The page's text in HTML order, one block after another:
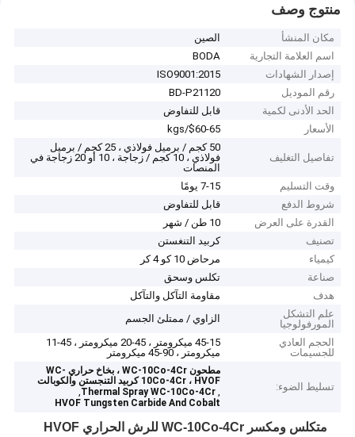
منتوج وصف
مكان المنشأ
الصين
اسم العلامة التجارية
BODA
إصدار الشهادات
ISO9001:2015
رقم الموديل
BD-P21120
الحد الأدنى لكمية
قابل للتفاوض
الأسعار
$60-65/kgs
تفاصيل التغليف
50 كجم / برميل فولاذي ، 25 كجم / برميل
فولاذي ، 10 كجم / زجاجة ، 10 أو 20 زجاجة في
المنصات
وقت التسليم
7-15 يومًا
شروط الدفع
قابل للتفاوض
القدرة على العرض
10 طن / شهر
تصنيف
كربيد التنغستن
كيمياء
مرحاض 10 كو 4 كر
صناعة
تكلس وسحق
هدف
مقاومة التآكل والتآكل
علم التشكل
المورفولوجيا
الزاوي / ممتلئ الجسم
الحجم العادي
للجسيمات
45-15 ميكرومتر ، 45-20 ميكرومتر ، 45-11
ميكرومتر ، 90-45 ميكرومتر
تسليط الضوء:
مطحون WC-10Co-4Cr ، بخاخ حراري WC-
10Co-4Cr ، HVOF كربيد التنجستن والكوبالت
,
Thermal Spray WC-10Co-4Cr
,
HVOF Tungsten Carbide And Cobalt
متكلس ومكسر WC-10Co-4Cr للرش الحراري HVOF